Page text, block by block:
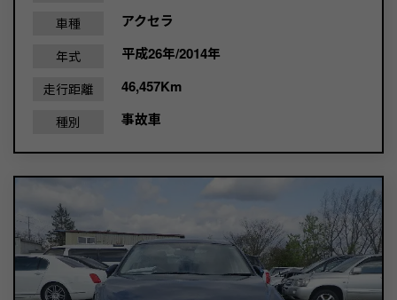
車種 アクセラ
年式 平成26年/2014年
走行距離 46,457Km
種別 事故車